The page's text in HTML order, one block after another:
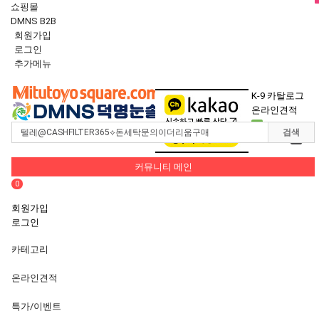
쇼핑몰
DMNS B2B
회원가입
로그인
추가메뉴
navigation
K-9 카탈로그
온라인견적
0
장바구니 0
검색
커뮤니티 메인
0
회원가입
로그인
카테고리
온라인견적
특가/이벤트